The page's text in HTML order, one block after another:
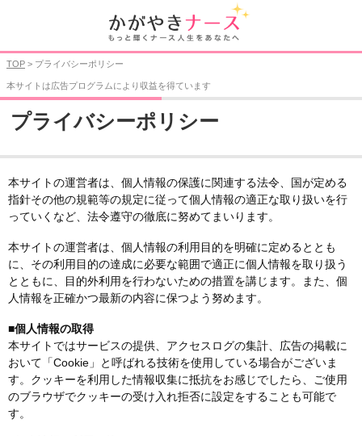
TOP > プライバシーポリシー
本サイトは広告プログラムにより収益を得ています
プライバシーポリシー
本サイトの運営者は、個人情報の保護に関連する法令、国が定める
指針その他の規範等の規定に従って個人情報の適正な取り扱いを行
っていくなど、法令遵守の徹底に努めてまいります。
本サイトの運営者は、個人情報の利用目的を明確に定めるととも
に、その利用目的の達成に必要な範囲で適正に個人情報を取り扱う
とともに、目的外利用を行わないための措置を講じます。また、個
人情報を正確かつ最新の内容に保つよう努めます。
■個人情報の取得
本サイトではサービスの提供、アクセスログの集計、広告の掲載に
おいて「Cookie」と呼ばれる技術を使用している場合がございま
す。クッキーを利用した情報収集に抵抗をお感じでしたら、ご使用
のブラウザでクッキーの受け入れ拒否に設定をすることも可能で
す。